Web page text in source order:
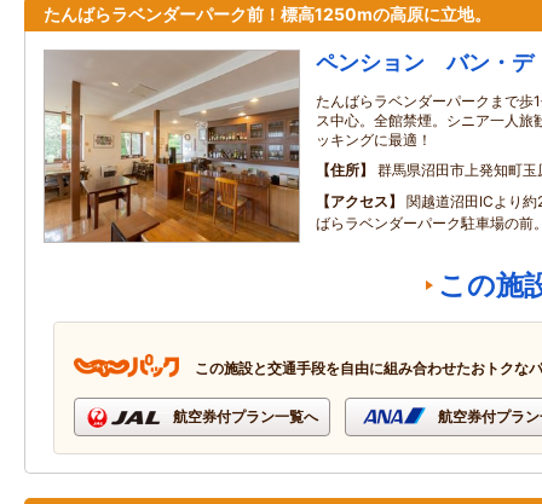
たんばらラベンダーパーク前！標高1250mの高原に立地。
ペンション バン・デ
たんばらラベンダーパークまで歩
ス中心。全館禁煙。シニア一人旅
ッキングに最適！
住所
群馬県沼田市上発知町玉
アクセス
関越道沼田ICより
ばらラベンダーパーク駐車場の前
この施
この施設と交通手段を自由に組み合わせたおトクな
航空券付プラン一覧へ 航空券付プラ